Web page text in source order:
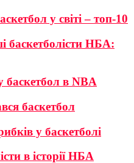
у світі – топ-10
баскетболісти НБА:
баскетбол в NBA
баскетбол
у баскетболі
в історії НБА